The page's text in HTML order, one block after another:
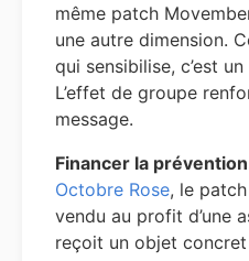
même patch
une autre dimension.
qui sensibilise, c’est
L’effet de groupe
message.
Financer la
Octobre Rose, le
vendu au profit d’une
reçoit un objet